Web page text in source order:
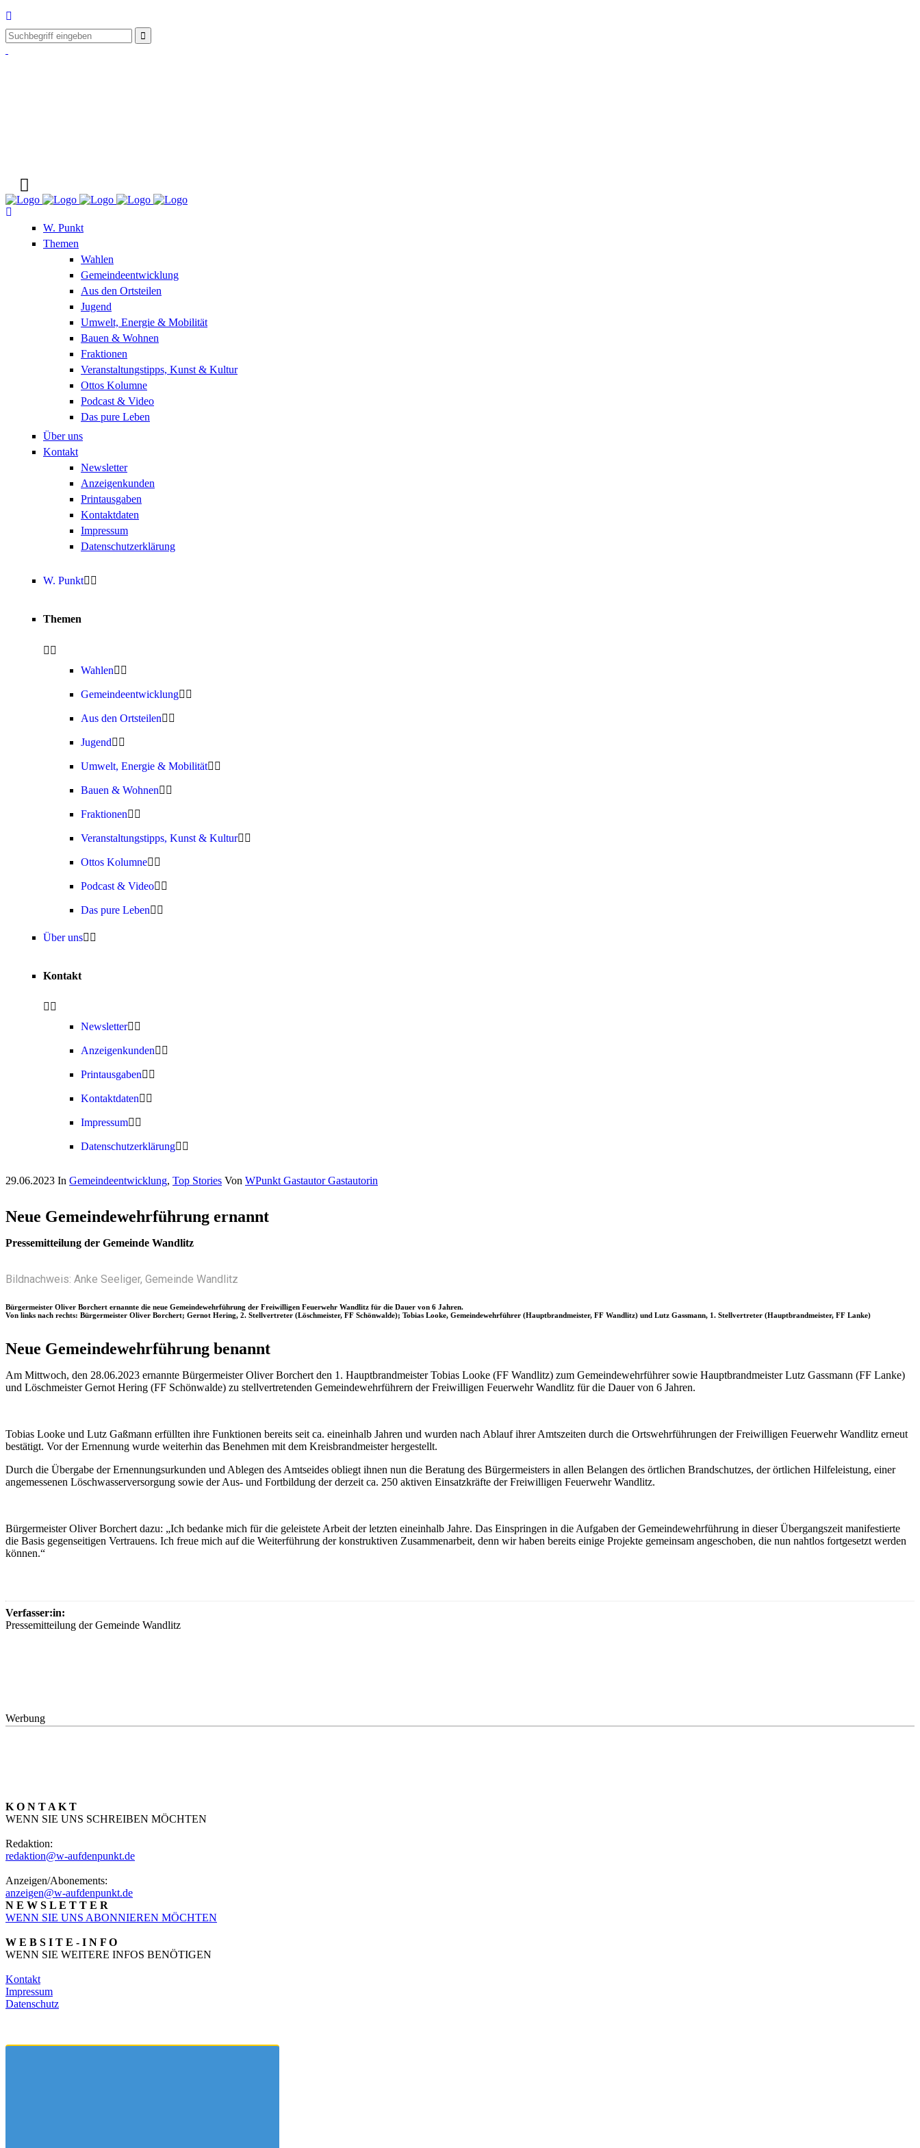
W. Punkt
Themen
Wahlen
Gemeindeentwicklung
Aus den Ortsteilen
Jugend
Umwelt, Energie & Mobilität
Bauen & Wohnen
Fraktionen
Veranstaltungstipps, Kunst & Kultur
Ottos Kolumne
Podcast & Video
Das pure Leben
Über uns
Kontakt
Newsletter
Anzeigenkunden
Printausgaben
Kontaktdaten
Impressum
Datenschutzerklärung
W. Punkt
Themen
Wahlen
Gemeindeentwicklung
Aus den Ortsteilen
Jugend
Umwelt, Energie & Mobilität
Bauen & Wohnen
Fraktionen
Veranstaltungstipps, Kunst & Kultur
Ottos Kolumne
Podcast & Video
Das pure Leben
Über uns
Kontakt
Newsletter
Anzeigenkunden
Printausgaben
Kontaktdaten
Impressum
Datenschutzerklärung
29.06.2023 In Gemeindeentwicklung, Top Stories Von WPunkt Gastautor Gastautorin
Neue Gemeindewehrführung ernannt
Pressemitteilung der Gemeinde Wandlitz
Bildnachweis: Anke Seeliger, Gemeinde Wandlitz
Bürgermeister Oliver Borchert ernannte die neue Gemeindewehrführung der Freiwilligen Feuerwehr Wandlitz für die Dauer von 6 Jahren.
Von links nach rechts: Bürgermeister Oliver Borchert; Gernot Hering, 2. Stellvertreter (Löschmeister, FF Schönwalde); Tobias Looke, Gemeindewehrführer (Hauptbrandmeister, FF Wandlitz) und Lutz Gassmann, 1. Stellvertreter (Hauptbrandmeister, FF Lanke)
Neue Gemeindewehrführung benannt
Am Mittwoch, den 28.06.2023 ernannte Bürgermeister Oliver Borchert den 1. Hauptbrandmeister Tobias Looke (FF Wandlitz) zum Gemeindewehrführer sowie Hauptbrandmeister Lutz Gassmann (FF Lanke)
und Löschmeister Gernot Hering (FF Schönwalde) zu stellvertretenden Gemeindewehrführern der Freiwilligen Feuerwehr Wandlitz für die Dauer von 6 Jahren.
Tobias Looke und Lutz Gaßmann erfüllten ihre Funktionen bereits seit ca. eineinhalb Jahren und wurden nach Ablauf ihrer Amtszeiten durch die Ortswehrführungen der Freiwilligen Feuerwehr Wandlitz erneut
bestätigt. Vor der Ernennung wurde weiterhin das Benehmen mit dem Kreisbrandmeister hergestellt.
Durch die Übergabe der Ernennungsurkunden und Ablegen des Amtseides obliegt ihnen nun die Beratung des Bürgermeisters in allen Belangen des örtlichen Brandschutzes, der örtlichen Hilfeleistung, einer
angemessenen Löschwasserversorgung sowie der Aus- und Fortbildung der derzeit ca. 250 aktiven Einsatzkräfte der Freiwilligen Feuerwehr Wandlitz.
Bürgermeister Oliver Borchert dazu: „Ich bedanke mich für die geleistete Arbeit der letzten eineinhalb Jahre. Das Einspringen in die Aufgaben der Gemeindewehrführung in dieser Übergangszeit manifestierte
die Basis gegenseitigen Vertrauens. Ich freue mich auf die Weiterführung der konstruktiven Zusammenarbeit, denn wir haben bereits einige Projekte gemeinsam angeschoben, die nun nahtlos fortgesetzt werden
können.“
Verfasser:in:
Pressemitteilung der Gemeinde Wandlitz
Werbung
K O N T A K T
WENN SIE UNS SCHREIBEN MÖCHTEN
Redaktion:
redaktion@w-aufdenpunkt.de
Anzeigen/Abonements:
anzeigen@w-aufdenpunkt.de
N E W S L E T T E R
WENN SIE UNS ABONNIEREN MÖCHTEN
W E B S I T E - I N F O
WENN SIE WEITERE INFOS BENÖTIGEN
Kontakt
Impressum
Datenschutz